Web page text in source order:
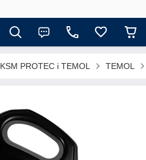
KSM PROTEC і TEMOL TEMOL